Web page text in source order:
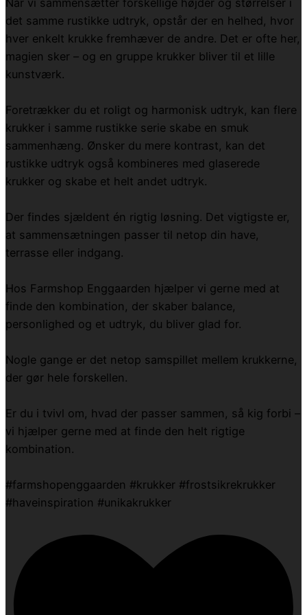
det samme rustikke udtryk, opstår der en helhed, hvor
hver enkelt krukke fremhæver de andre. Det er ofte her,
magien sker – og en gruppe krukker bliver til et lille
kunstværk.
Foretrækker du et roligt og harmonisk udtryk, kan flere
krukker i samme rustikke serie skabe en smuk
sammenhæng. Ønsker du mere kontrast, kan det
rustikke udtryk også kombineres med glaserede
krukker og skabe et helt andet udtryk.
Der findes sjældent én rigtig løsning. Det vigtigste er,
at sammensætningen passer til netop din have,
terrasse eller indgang.
Hos Farmshop Enggaarden hjælper vi gerne med at
finde den kombination, der skaber balance,
personlighed og et udtryk, du bliver glad for.
Nogle gange er det netop samspillet mellem krukkerne,
der gør hele forskellen.
Er du i tvivl om, hvad der passer sammen, så kig forbi –
vi hjælper gerne med at finde den helt rigtige
kombination.
#farmshopenggaarden #krukker #frostsikrekrukker
#haveinspiration #unikakrukker